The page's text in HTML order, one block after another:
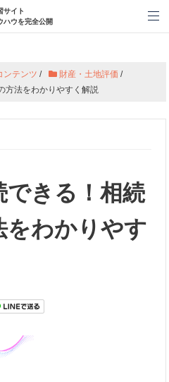
サイト
ハウを完全公開
メ
ンテンツ / 財産・土地評価 /
方法をわかりやすく解説
できる！相続
をわかりやす